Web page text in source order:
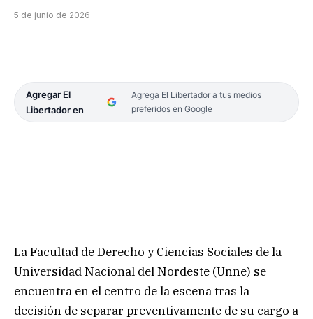
5 de junio de 2026
Agregar El
Libertador en
Agrega El Libertador a tus medios
preferidos en Google
La Facultad de Derecho y Ciencias Sociales de la
Universidad Nacional del Nordeste (Unne) se
encuentra en el centro de la escena tras la
decisión de separar preventivamente de su cargo a